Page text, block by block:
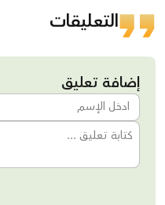
التعليقات
إضافة تعليق